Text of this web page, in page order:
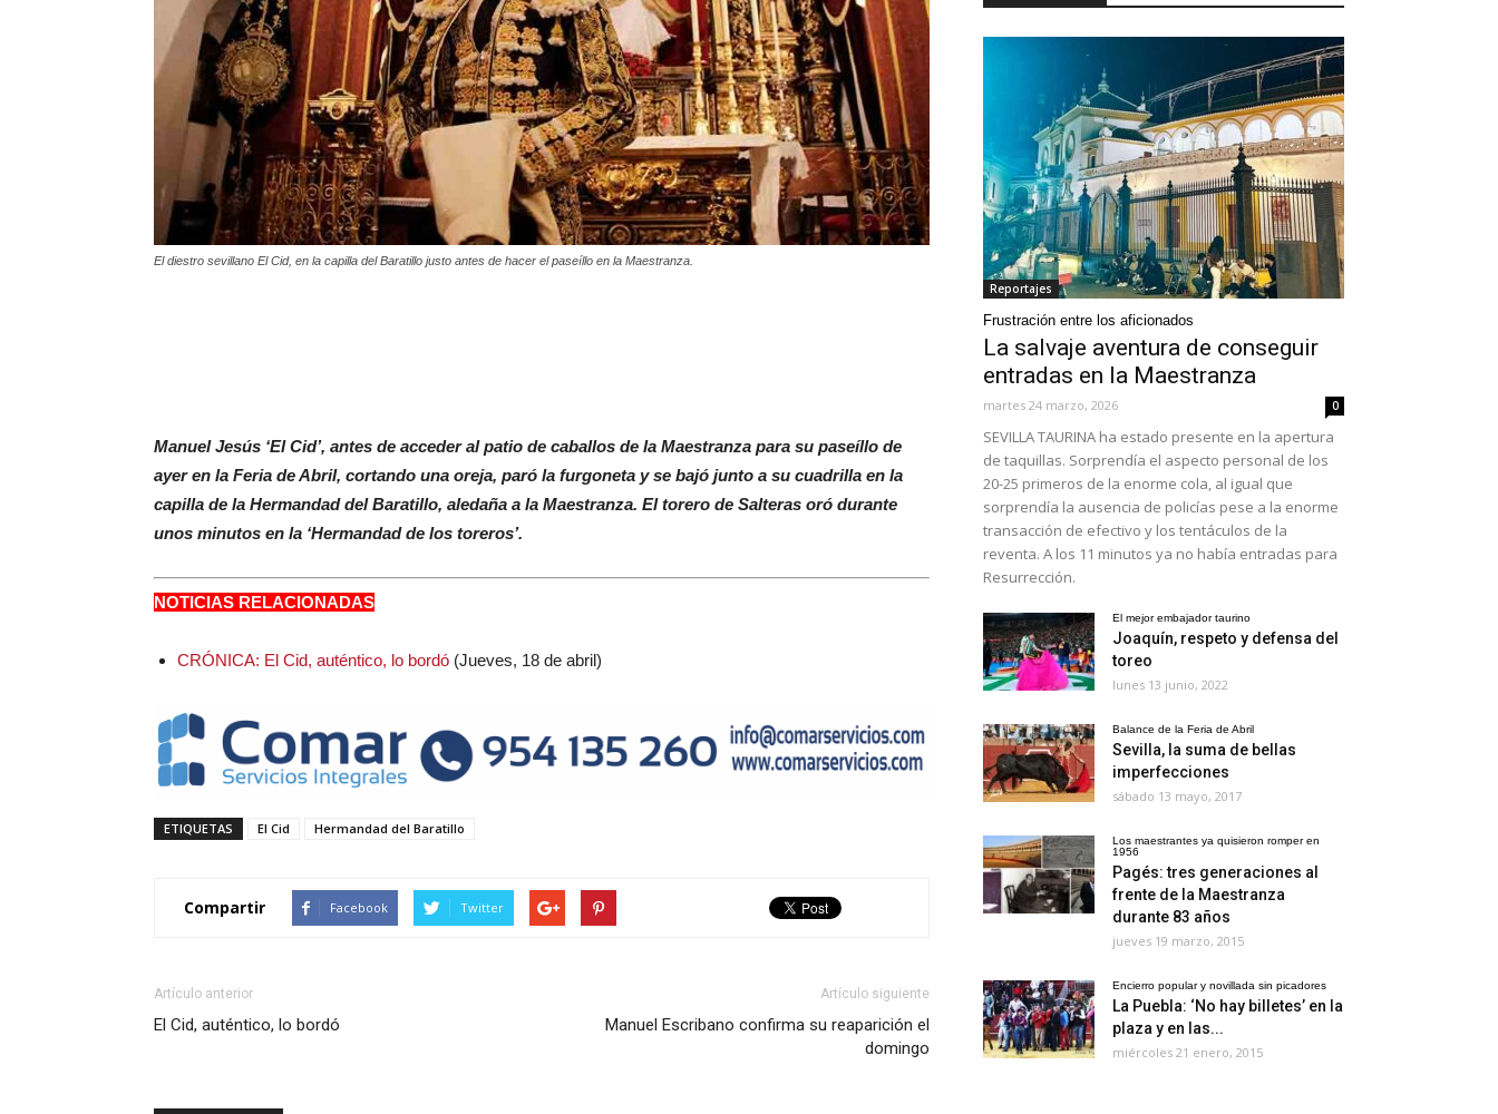
El diestro sevillano El Cid, en la capilla del Baratillo justo antes de hacer el paseíllo en la Maestranza.
Manuel Jesús ‘El Cid’, antes de acceder al patio de caballos de la Maestranza para su paseíllo de
ayer en la Feria de Abril, cortando una oreja, paró la furgoneta y se bajó junto a su cuadrilla en la
capilla de la Hermandad del Baratillo, aledaña a la Maestranza. El torero de Salteras oró durante
unos minutos en la ‘Hermandad de los toreros’.
NOTICIAS RELACIONADAS
CRÓNICA: El Cid, auténtico, lo bordó (Jueves, 18 de abril)
ETIQUETAS El Cid Hermandad del Baratillo
Compartir Facebook Twitter
Artículo anterior
El Cid, auténtico, lo bordó
Artículo siguiente
Manuel Escribano confirma su reaparición el
domingo
Reportajes
Frustración entre los aficionados
La salvaje aventura de conseguir
entradas en la Maestranza
martes 24 marzo, 2026 0
SEVILLA TAURINA ha estado presente en la apertura
de taquillas. Sorprendía el aspecto personal de los
20-25 primeros de la enorme cola, al igual que
sorprendía la ausencia de policías pese a la enorme
transacción de efectivo y los tentáculos de la
reventa. A los 11 minutos ya no había entradas para
Resurrección.
El mejor embajador taurino
Joaquín, respeto y defensa del
toreo
lunes 13 junio, 2022
Balance de la Feria de Abril
Sevilla, la suma de bellas
imperfecciones
sábado 13 mayo, 2017
Los maestrantes ya quisieron romper en
1956
Pagés: tres generaciones al
frente de la Maestranza
durante 83 años
jueves 19 marzo, 2015
Encierro popular y novillada sin picadores
La Puebla: ‘No hay billetes’ en la
plaza y en las...
miércoles 21 enero, 2015